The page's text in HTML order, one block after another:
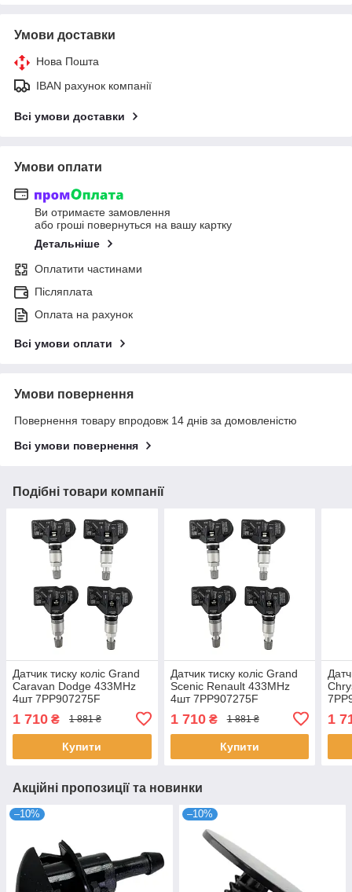
Умови доставки
Нова Пошта
IBAN рахунок компанії
Всі умови доставки
Умови оплати
Ви отримаєте замовлення
або гроші повернуться на вашу картку
Детальніше
Оплатити частинами
Післяплата
Оплата на рахунок
Всі умови оплати
Умови повернення
Повернення товару впродовж 14 днів за домовленістю
Всі умови повернення
Подібні товари компанії
Датчик тиску коліс Grand
Caravan Dodge 433MHz
4шт 7PP907275F
5Q0907275 5Q0907275B
4D0907275 36106877937
1 710 ₴ 1 881 ₴
Купити
Датчик тиску коліс Grand
Scenic Renault 433MHz
4шт 7PP907275F
5Q0907275 5Q0907275B
4D0907275 36106877937
1 710₴ 1 881 ₴
Купити
1
Акційні пропозиції та новинки
–10% –10%